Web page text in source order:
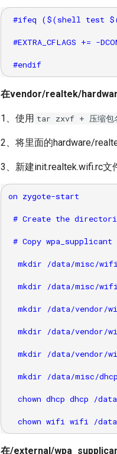
#ifeq ($(shell test
#EXTRA_CFLAGS += -
在vendor/realtek/
1、使用 tar zxvf + 压缩包
2、将里面的hardware/
3、新建init.realtek.wifi.rc文
on zygote-start
# Create the
# Copy
mkdir /data/misc/
mkdir /data/misc/
mkdir /data/vendor/
mkdir /data/vendor/
mkdir /data/vendor/
mkdir /data/misc/
chown dhcp dhcp /
在/external/